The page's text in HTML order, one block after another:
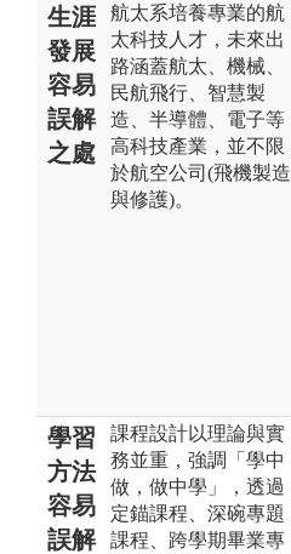
生涯
發展
容易
誤解
之處
航太系培養專業的航
太科技人才，未來出
路涵蓋航太、機械、
民航飛行、智慧製
造、半導體、電子等
高科技產業，並不限
於航空公司(飛機製造
與修護)。
學習
方法
容易
誤解
課程設計以理論與實
務並重，強調「學中
做，做中學」，透過
定錨課程、深碗專題
課程、跨學期畢業專